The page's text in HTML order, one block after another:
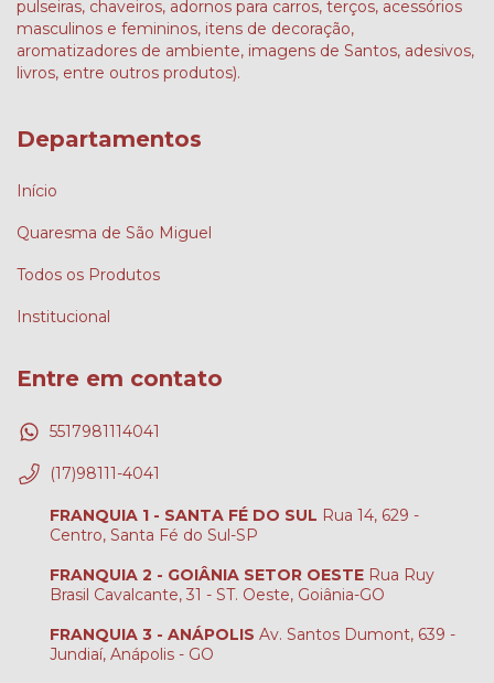
pulseiras, chaveiros, adornos para carros, terços, acessórios
masculinos e femininos, itens de decoração,
aromatizadores de ambiente, imagens de Santos, adesivos,
livros, entre outros produtos).
Departamentos
Início
Quaresma de São Miguel
Todos os Produtos
Institucional
Entre em contato
5517981114041
(17)98111-4041
FRANQUIA 1 - SANTA FÉ DO SUL Rua 14, 629 -
Centro, Santa Fé do Sul-SP
FRANQUIA 2 - GOIÂNIA SETOR OESTE Rua Ruy
Brasil Cavalcante, 31 - ST. Oeste, Goiânia-GO
FRANQUIA 3 - ANÁPOLIS Av. Santos Dumont, 639 -
Jundiaí, Anápolis - GO